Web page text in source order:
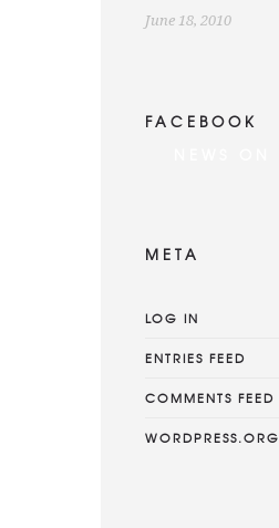
June 18, 2010
FACEBOOK
META
LOG IN
ENTRIES FEED
COMMENTS FEED
WORDPRESS.ORG